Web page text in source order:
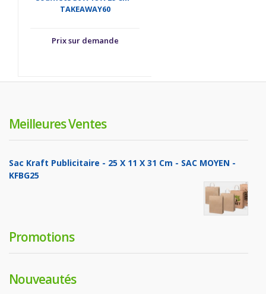
TAKEAWAY60
Prix sur demande
Meilleures Ventes
Sac Kraft Publicitaire - 25 X 11 X 31 Cm - SAC MOYEN -
KFBG25
Promotions
Nouveautés